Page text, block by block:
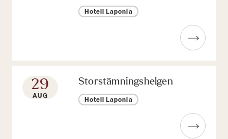
Hotell Laponia
Läs mer om Whiskyprovning
29
AUG
Storstämningshelgen
Hotell Laponia
Läs mer om Storstämningshelgen